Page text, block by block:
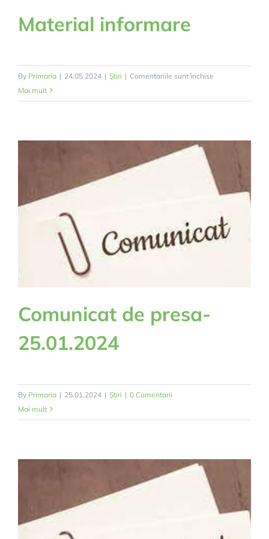
Material informare
By Primaria | 24.05.2024 | Știri | Comentariile sunt închise
informare
Mai mult
Comunicat de presa-
25.01.2024
By Primaria | 25.01.2024 | Știri | 0 Comentarii
Mai mult